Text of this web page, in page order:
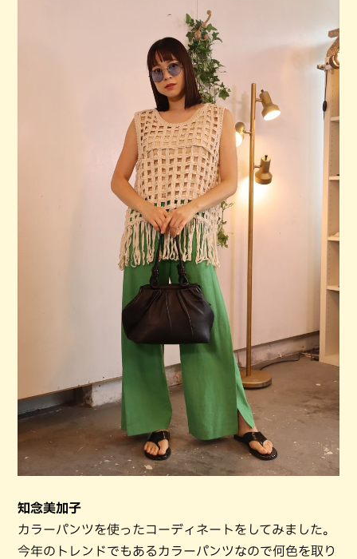
知念美加子
カラーパンツを使ったコーディネートをしてみました。
今年のトレンドでもあるカラーパンツなので何色を取り